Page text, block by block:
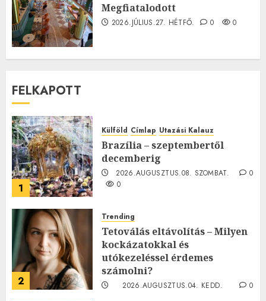
Megfiatalodott
2026.JÚLIUS.27. HÉTFŐ. 0 0
FELKAPOTT
1
Külföld Címlap Utazási Kalauz
Brazília – szeptembertől
decemberig
2026.AUGUSZTUS.08. SZOMBAT.
0
0
2
Trending
Tetoválás eltávolítás – Milyen
kockázatokkal és
utókezeléssel érdemes
számolni?
2026.AUGUSZTUS.04. KEDD.
0